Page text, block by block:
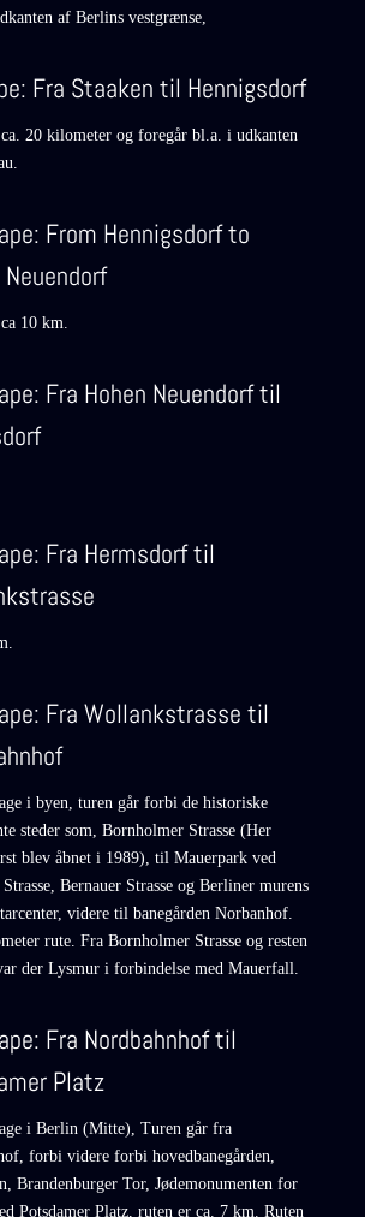
af Berlins vestgrænse,
Fra Staaken til Hennigsdorf
20 kilometer og foregår bl.a. i udkanten
From Hennigsdorf to
Neuendorf
10 km.
Fra Hohen Neuendorf til
Fra Hermsdorf til
Fra Wollankstrasse til
i byen, turen går forbi de historiske
steder som, Bornholmer Strasse (Her
blev åbnet i 1989), til Mauerpark ved
Bernauer Strasse og Berliner murens
videre til banegården Norbanhof.
rute. Fra Bornholmer Strasse og resten
der Lysmur i forbindelse med Mauerfall.
Fra Nordbahnhof til
Platz
i Berlin (Mitte), Turen går fra
forbi videre forbi hovedbanegården,
Brandenburger Tor, Jødemonumenten for
Potsdamer Platz, ruten er ca. 7 km. Ruten